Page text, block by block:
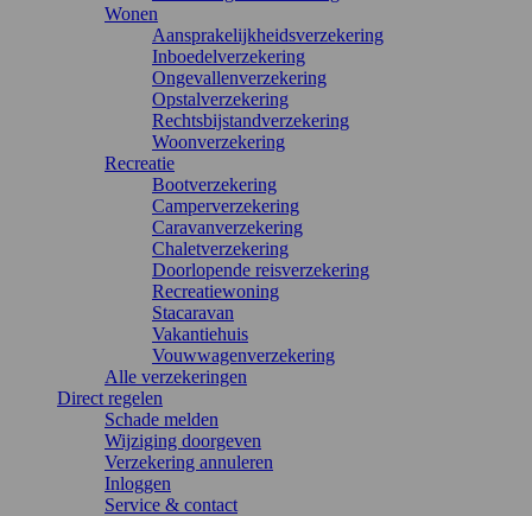
Wonen
Aansprakelijkheidsverzekering
Inboedelverzekering
Ongevallenverzekering
Opstalverzekering
Rechtsbijstandverzekering
Woonverzekering
Recreatie
Bootverzekering
Camperverzekering
Caravanverzekering
Chaletverzekering
Doorlopende reisverzekering
Recreatiewoning
Stacaravan
Vakantiehuis
Vouwwagenverzekering
Alle verzekeringen
Direct regelen
Schade melden
Wijziging doorgeven
Verzekering annuleren
Inloggen
Service & contact